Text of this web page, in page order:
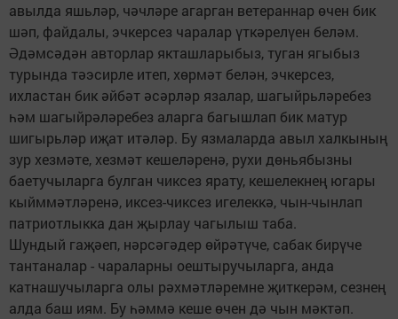
авылда яшьләр, чәчләре агарган ветераннар өчен бик
шәп, файдалы, эчкерсез чаралар үткәрелүен беләм.
Әдәмсәдән авторлар якташларыбыз, туган ягыбыз
турында тәэсирле итеп, хөрмәт белән, эчкерсез,
ихластан бик әйбәт әсәрләр язалар, шагыйрьләребез
һәм шагыйрәләребез аларга багышлап бик матур
шигырьләр иҗат итәләр. Бу язмаларда авыл халкының
зур хезмәте, хезмәт кешеләренә, рухи дөньябызны
баетучыларга булган чиксез ярату, кешелекнең югары
кыйммәтләренә, иксез-чиксез игелеккә, чын-чынлап
патриотлыкка дан җырлау чагылыш таба.
Шундый гаҗәеп, нәрсәгәдер өйрәтүче, сабак бирүче
тантаналар - чараларны оештыручыларга, анда
катнашучыларга олы рәхмәтләремне җиткерәм, сезнең
алда баш иям. Бу һәммә кеше өчен дә чын мәктәп.